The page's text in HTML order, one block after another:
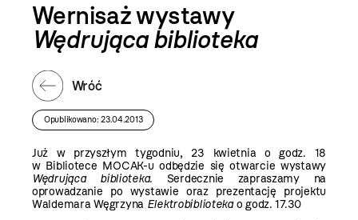
Wernisaż wystawy
Wędrująca biblioteka
Wróć
Opublikowano: 23.04.2013
Już w przyszłym tygodniu, 23 kwietnia o godz. 18
w Bibliotece MOCAK-u odbędzie się otwarcie wystawy
Wędrująca biblioteka. Serdecznie zapraszamy na
oprowadzanie po wystawie oraz prezentację projektu
Waldemara Węgrzyna Elektrobibliotekao godz. 17.30